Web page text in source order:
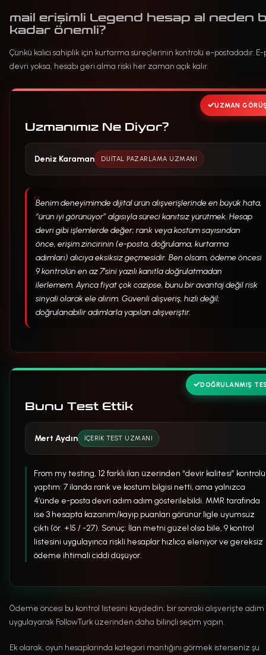
mail erişimli Legend hesap al neden
kadar önemli?
Çünkü kalıcı sahiplik için kurtarma süreçlerinin kontrolü e-postadadır. E-
devri yoksa, hesabı geri alma riski her zaman açık kalır.
UZMAN
Uzmanımız Ne Diyor?
Deniz Karaman DIJITAL PAZARLAMA UZMANI
Benim deneyimimde dijital ürün alışverişlerinde en büyük hata,
“ürün iyi görünüyor” algısıyla süreci kanıtsız yürütmek. Hesap
devri gibi işlemlerde değer; rank veya kostüm sayısından
önce, erişim zincirinin (e-posta, doğrulama, kurtarma
adımları) alıcıya eksiksiz geçmesidir. Ben olsam, ödeme öncesi
9 kontrolün en az 7’sini yazılı kanıtla doğrulatmadan
ilerlemem. Ayrıca fiyat çok cazipse, bunu bir avantaj değil risk
sinyali olarak ele alırım. Güvenli alışveriş, hızlı değil;
doğrulanabilir adımlarla yapılan alışveriştir.
Bunu Test Ettik
DOĞRULANMIŞ
Mert Aydın İÇERIK TEST UZMANI
From my testing, 12 farklı ilan üzerinden “devir kalitesi” kontrolü
yaptım: 7 ilanda rank ve kostüm bilgisi netti, ama yalnızca
4’ünde e-posta devri adım adım gösterilebildi. MMR tarafında
ise 3 hesapta kazanım/kayıp puanları görünür ligle uyumsuz
çıktı (ör. +15 / -27). Sonuç: İlan metni güzel olsa bile, 9 kontrol
listesini uygulayınca riskli hesaplar hızlıca eleniyor ve gereksiz
ödeme ihtimali ciddi düşüyor.
Ödeme öncesi bu kontrol listesini kaydedin; bir sonraki alışverişte adım
uygulayarak FollowTurk üzerinden daha bilinçli seçim yapın.
Ek olarak, oyun hesaplarında kategori mantığını görmek isterseniz şu